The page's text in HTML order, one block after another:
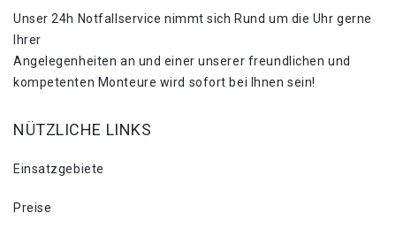
Unser 24h Notfallservice nimmt sich Rund um die Uhr gerne
Ihrer
Angelegenheiten an und einer unserer freundlichen und
kompetenten Monteure wird sofort bei Ihnen sein!
NÜTZLICHE LINKS
Einsatzgebiete
Preise